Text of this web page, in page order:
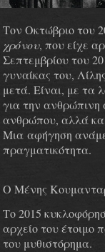
Τον Οκτώβριο του
χρόνου, που είχε
Σεπτεμβρίου του
γυναίκας του,
μετά. Είναι, με τα
για την
ανθρώπου, αλλά
Μιααφήγηση
πραγματικότητα.
Ο Μένης
Το 2015
αρχείο του έτοιμο
του μυθιστόρημα.